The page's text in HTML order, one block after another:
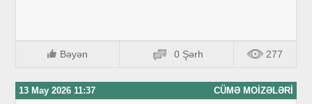
Bəyən 0 Şərh 277
13 May 2026 11:37 CÜMƏ MOIZƏLƏRI